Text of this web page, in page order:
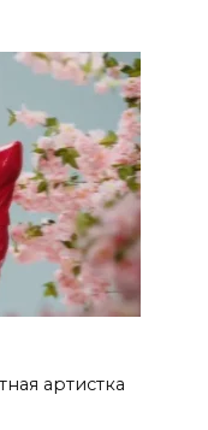
артистка